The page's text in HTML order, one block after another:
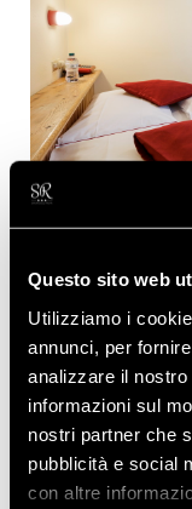
Questo sito web
Utilizziamo i
annunci, per
analizzare il
informazioni sul
nostri partner che
pubblicità e social
con altre